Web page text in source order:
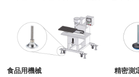
食品用機械 精密測